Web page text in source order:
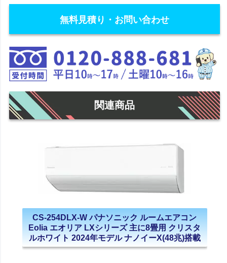
無料見積り・お問い合わせ
関連商品
CS-254DLX-W パナソニック ルームエアコン
Eolia エオリア LXシリーズ 主に8畳用 クリスタ
ルホワイト 2024年モデル ナノイーX(48兆)搭載